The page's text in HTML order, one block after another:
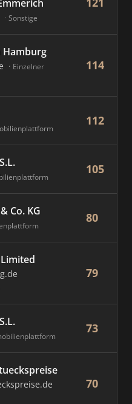
Sonstige
Hamburg
Einzelner
114
112
105
Co. KG 80
79
73
70